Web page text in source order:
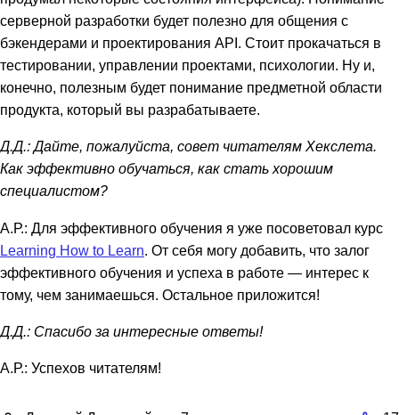
серверной разработки будет полезно для общения с
бэкендерами и проектирования API. Стоит прокачаться в
тестировании, управлении проектами, психологии. Ну и,
конечно, полезным будет понимание предметной области
продукта, который вы разрабатываете.
Д.Д.: Дайте, пожалуйста, совет читателям Хекслета.
Как эффективно обучаться, как стать хорошим
специалистом?
А.Р.: Для эффективного обучения я уже посоветовал курс
Learning How to Learn. От себя могу добавить, что залог
эффективного обучения и успеха в работе — интерес к
тому, чем занимаешься. Остальное приложится!
Д.Д.: Спасибо за интересные ответы!
А.Р.: Успехов читателям!